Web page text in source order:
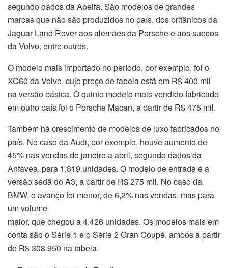
segundo dados da Abeifa. São modelos de grandes
marcas que não são produzidos no país, dos britânicos da
Jaguar Land Rover aos alemães da Porsche e aos suecos
da Volvo, entre outros.
O modelo mais importado no período, por exemplo, foi o
XC60 da Volvo, cujo preço de tabela está em R$ 400 mil
na versão básica. O quinto modelo mais vendido fabricado
em outro país foi o Porsche Macan, a partir de R$ 475 mil.
Também há crescimento de modelos de luxo fabricados no
país. No caso da Audi, por exemplo, houve aumento de
45% nas vendas de janeiro a abril, segundo dados da
Anfavea, para 1.819 unidades. O modelo de entrada é a
versão sedã do A3, a partir de R$ 275 mil. No caso da
BMW, o avanço foi menor, de 6,2% nas vendas, mas para
um volume
maior, que chegou a 4.426 unidades. Os modelos mais em
conta são o Série 1 e o Série 2 Gran Coupé, ambos a partir
de R$ 308.950 na tabela.